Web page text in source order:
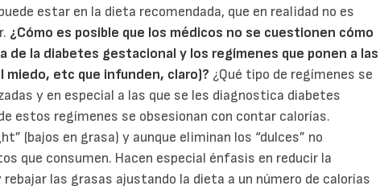
estar en la dieta recomendada, que en realidad no es
¿Cómo es posible que los médicos no se cuestionen cómo
de la diabetes gestacional y los regímenes que ponen a las
miedo, etc que infunden, claro)? ¿Qué tipo de regímenes se
y en especial a las que se les diagnostica diabetes
estos regímenes se obsesionan con contar calorías.
(bajos en grasa) y aunque eliminan los “dulces” no
que consumen. Hacen especial énfasis en reducir la
las grasas ajustando la dieta a un número de calorías